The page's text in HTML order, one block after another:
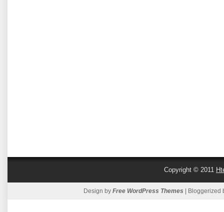
Copyright © 2011
Design by Free WordPress Themes | Bloggerized